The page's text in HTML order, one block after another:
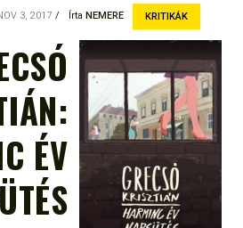
KRITIKÁK
Írta NEMERE
3, 2017
ÉV